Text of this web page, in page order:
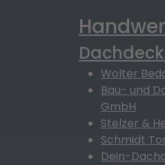
Wolter
Bau- und
GmbH
Stelzer &
Schmidt
Dein-